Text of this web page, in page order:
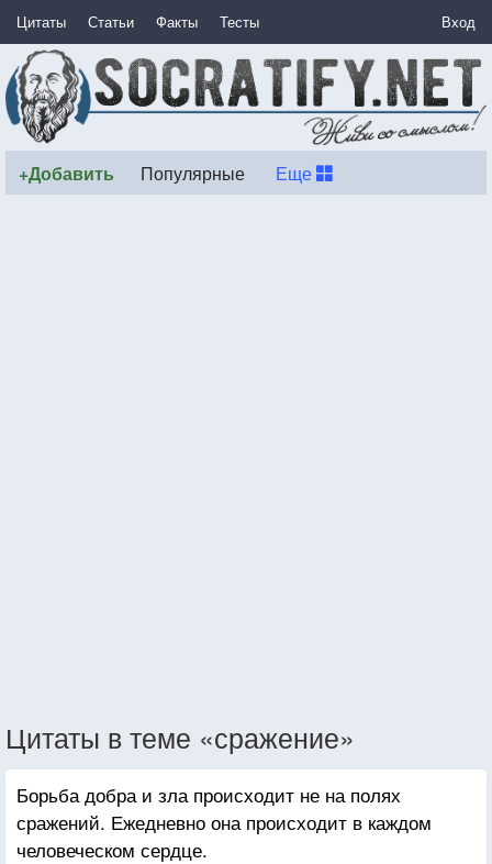
Цитаты Статьи Факты Тесты Вход
+Добавить Популярные Еще
Цитаты в теме «сражение»
Борьба добра и зла происходит не на полях
сражений. Ежедневно она происходит в каждом
человеческом сердце.